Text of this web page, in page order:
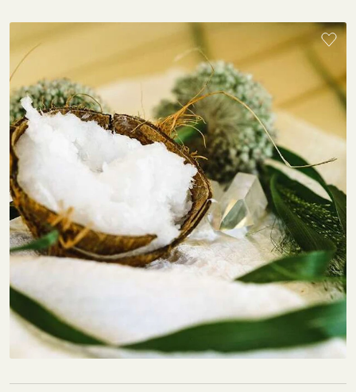
För återförsäljare